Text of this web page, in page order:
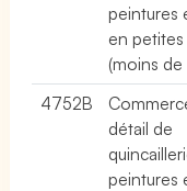
peintures
en petites
(moins
4752B
détail de
peintures